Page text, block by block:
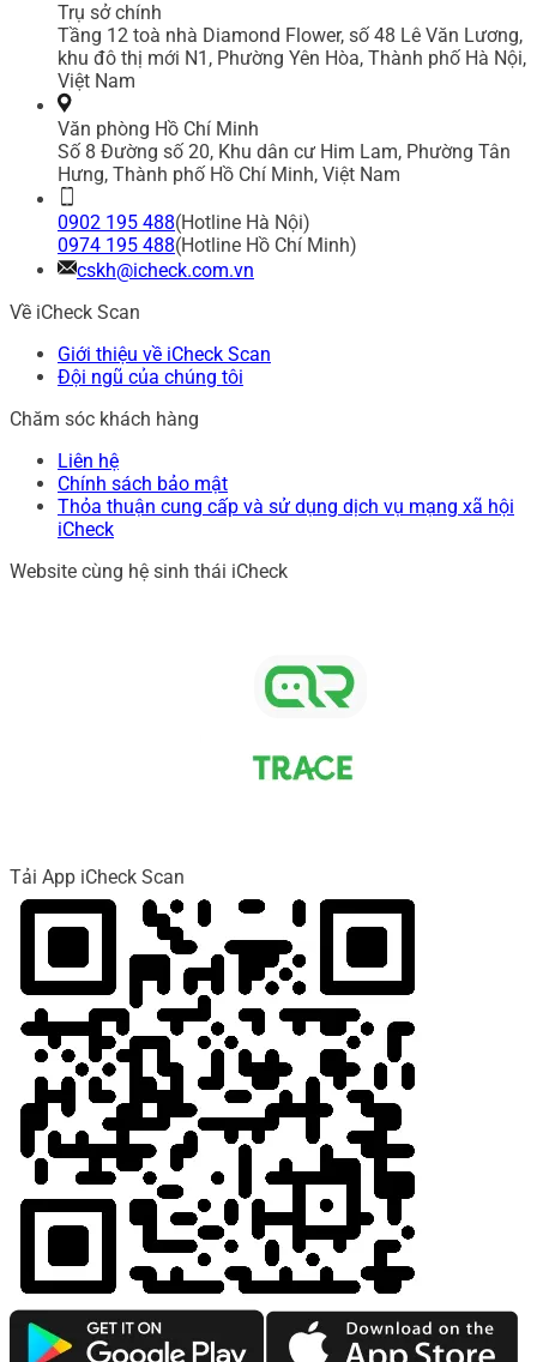
Trụ sở chính
Tầng 12 toà nhà Diamond Flower, số 48 Lê Văn Lương,
khu đô thị mới N1, Phường Yên Hòa, Thành phố Hà Nội,
Việt Nam
Văn phòng Hồ Chí Minh
Số 8 Đường số 20, Khu dân cư Him Lam, Phường Tân
Hưng, Thành phố Hồ Chí Minh, Việt Nam
0902 195 488(Hotline Hà Nội)
0974 195 488(Hotline Hồ Chí Minh)
cskh@icheck.com.vn
Về iCheck Scan
Giới thiệu về iCheck Scan
Đội ngũ của chúng tôi
Chăm sóc khách hàng
Liên hệ
Chính sách bảo mật
Thỏa thuận cung cấp và sử dụng dịch vụ mạng xã hội
iCheck
Website cùng hệ sinh thái iCheck
Tải App iCheck Scan